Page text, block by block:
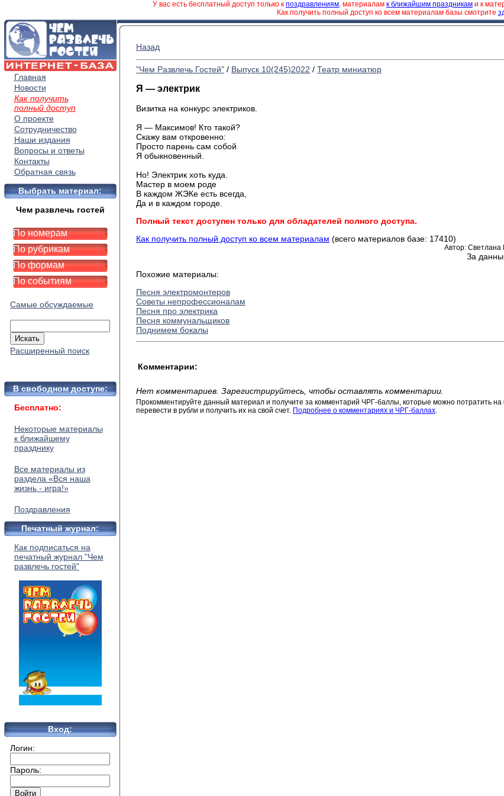
У вас есть бесплатный доступ только к поздравлениям, материалам к ближайшим праздникам и к
Как получить полный доступ ко всем материалам базы смотрите
Главная
Новости
Как получить
полный доступ
О проекте
Сотрудничество
Наши издания
Вопросы и ответы
Контакты
Обратная связь
Выбрать материал:
Чем развлечь гостей
По номерам
По рубрикам
По формам
По событиям
Самые обсуждаемые
Расширенный поиск
В свободном доступе:
Бесплатно:
Некоторые материалы
к ближайшему
празднику
Все материалы из
раздела «Вся наша
жизнь - игра!»
Поздравления
Печатный журнал:
Как подписаться на
печатный журнал "Чем
развлечь гостей"
Вход:
Логин:
Пароль:
Назад
"Чем Развлечь Гостей" / Выпуск 10(245)2022 / Театр миниатюр
Я — электрик
Визитка на конкурс электриков.
Я — Максимов! Кто такой?
Скажу вам откровенно:
Просто парень сам собой
Я обыкновенный.
Но! Электрик хоть куда.
Мастер в моем роде
В каждом ЖЭКе есть всегда,
Да и в каждом городе.
Полный текст доступен только для обладателей полного доступа.
Как получить полный доступ ко всем материалам (всего материалов базе: 17410)
Автор: Светлана
За
Похожие материалы:
Песня электромонтеров
Советы непрофессионалам
Песня про электрика
Песня коммунальщиков
Поднимем бокалы
Комментарии:
Нет комментариев. Зарегистрируйтесь, чтобы оставлять комментарии.
Прокомментируйте данный материал и получите за комментарий ЧРГ-баллы, которые можно потратить на
перевести в рубли и получить их на свой счет. Подробнее о комментариях и ЧРГ-баллах.